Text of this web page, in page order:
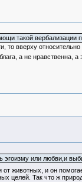
такой вербализации
вверху
а не нравственна,
или любви,и
животных, и он
целей. Так что ж